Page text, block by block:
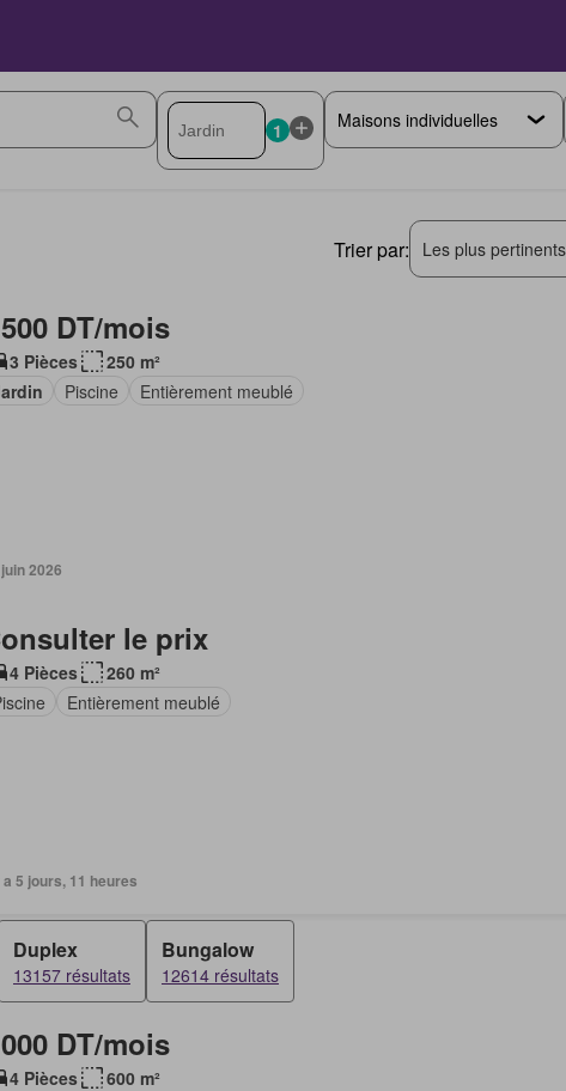
1
Trier par: Les plus
DT/mois
3 Pièces
250 m²
Piscine Entièrement meublé
2026
le prix
4 Pièces
260 m²
Entièrement meublé
a 5 jours, 11 heures
Duplex
13157 résultats
Bungalow
12614 résultats
DT/mois
4 Pièces
600 m²